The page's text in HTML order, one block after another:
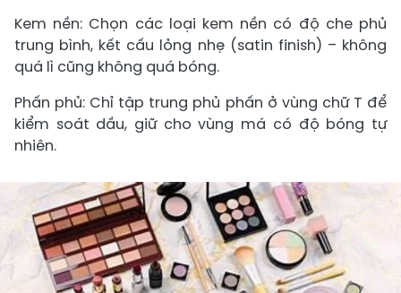
Kem nền: Chọn các loại kem nền có độ che phủ
trung bình, kết cấu lỏng nhẹ (satin finish) – không
quá lì cũng không quá bóng.
Phấn phủ: Chỉ tập trung phủ phấn ở vùng chữ T để
kiểm soát dầu, giữ cho vùng má có độ bóng tự
nhiên.